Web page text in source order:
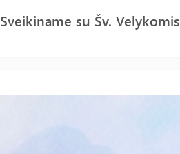
Sveikiname su Šv. Velykomis